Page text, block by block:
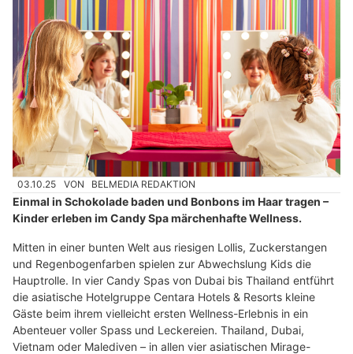
03.10.25 VON BELMEDIA REDAKTION
Einmal in Schokolade baden und Bonbons im Haar tragen –
Kinder erleben im Candy Spa märchenhafte Wellness.
Mitten in einer bunten Welt aus riesigen Lollis, Zuckerstangen
und Regenbogenfarben spielen zur Abwechslung Kids die
Hauptrolle. In vier Candy Spas von Dubai bis Thailand entführt
die asiatische Hotelgruppe Centara Hotels & Resorts kleine
Gäste beim ihrem vielleicht ersten Wellness-Erlebnis in ein
Abenteuer voller Spass und Leckereien. Thailand, Dubai,
Vietnam oder Malediven – in allen vier asiatischen Mirage-